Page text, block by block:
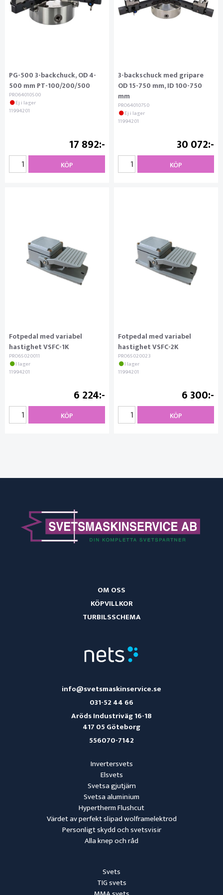
PG-500 3-backchuck, OD 4-
500 mm PT-100/200/500
PRO64010500
Ej i lager
11994201
17 892
KÖP
3-backschuck med gripare
OD 15-750 mm, ID 100-750
mm
PRO64010750
Ej i lager
11994201
30 072
KÖP
Fotpedal med variabel
hastighet VSFC-1K
PRO65020011
I lager
11994201
6 224
KÖP
Fotpedal med variabel
hastighet VSFC-2K
PRO65020023
I lager
11994201
6 300
KÖP
Svets
TIG svets
Invertersvets
Elsvets
Svetsa gjutjärn
Svetsa aluminium
Hypertherm Flushcut
Värdet av perfekt slipad wolframelektrod
Personligt skydd och svetsvisir
Alla knep och råd
info@svetsmaskinservice.se
031-52 44 66
Aröds Industriväg 16-18
417 05 Göteborg
556070-7142
OM OSS
KÖPVILLKOR
TURBILSSCHEMA